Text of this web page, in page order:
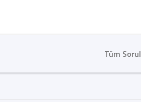
Tüm